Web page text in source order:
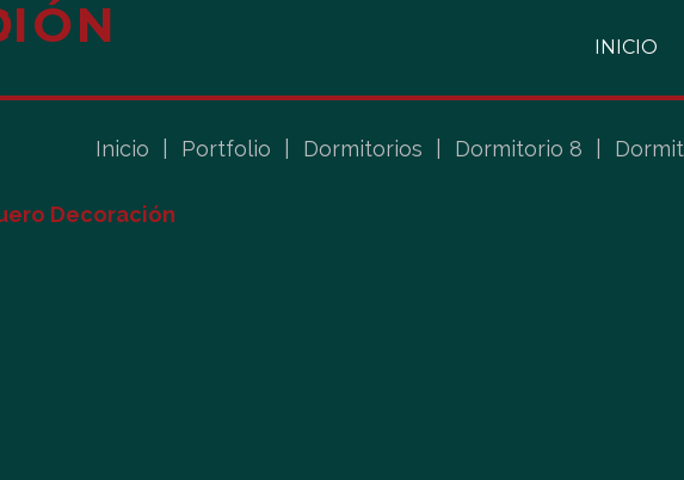
INICIO
Inicio Portfolio Dormitorios Dormitorio 8
Decoración